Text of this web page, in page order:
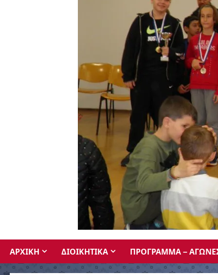
ΑΡΧΙΚΗ ΔΙΟΙΚΗΤΙΚΑ ΠΡΟΓΡΑΜΜΑ –